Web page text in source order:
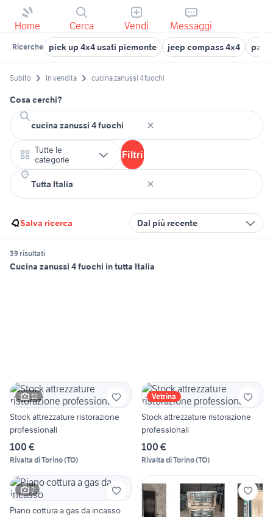
Home Cerca Vendi Messaggi
Ricerche pick up 4x4 usati piemonte jeep compass 4x4
Subito In vendita cucina zanussi 4 fuochi
Cosa cerchi?
Tutte le
categorie
Filtri
Salva ricerca Dal più recente
39 risultati
Cucina zanussi 4 fuochi in tutta Italia
12
Stock attrezzature ristorazione
professionali
100 €
Rivalta di Torino(TO)
Vetrina
Stock attrezzature ristorazione
professionali
100 €
Rivalta di Torino(TO)
2
Piano cottura a gas da incasso